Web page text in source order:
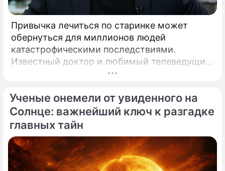
Привычка лечиться по старинке может
обернуться для миллионов людей
катастрофическими последствиями.
Известный доктор и любимый телеведущий
миллионов Александр Мясников обратил
мировой медицине, который буквально
перечеркнул все наши прошлые
представления о здоровье.
Ученые онемели от увиденного на
Солнце: важнейший ключ к разгадке
главных тайн